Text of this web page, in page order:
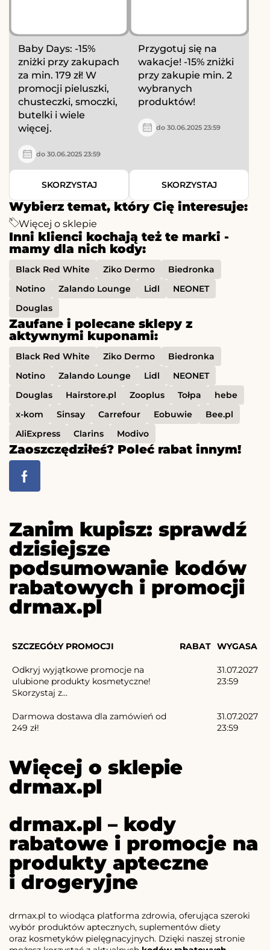
Wybierz temat, który Cię interesuje:
Więcej o sklepie
Inni klienci kochają też te marki -
mamy dla nich kody:
Black Red White Ziko Dermo
Biedronka
Notino
Zalando Lounge Lidl
NEONET
Douglas
Zaufane i polecane sklepy z
aktywnymi kuponami:
Black Red White Ziko Dermo
Biedronka
Notino
Zalando Lounge Lidl
NEONET
Douglas
Hairstore.pl Zooplus Tołpa
hebe
x-kom
Sinsay Carrefour Eobuwie
Bee.pl
AliExpress
Clarins Modivo
Zaoszczędziłeś? Poleć rabat innym!
Baby Days: -15%
zniżki przy zakupach
za min. 179 zł! W
promocji pieluszki,
chusteczki, smoczki,
butelki i wiele
więcej.
do 30.06.2025 23:59
SKORZYSTAJ
Przygotuj się na
wakacje! -15% zniżki
przy zakupie min. 2
wybranych
produktów!
do 30.06.2025 23:59
SKORZYSTAJ
Zanim kupisz: sprawdź
dzisiejsze
podsumowanie kodów
rabatowych i promocji
drmax.pl
SZCZEGÓŁY PROMOCJI RABAT WYGASA
Odkryj wyjątkowe promocje na
ulubione produkty kosmetyczne!
Skorzystaj z...
31.07.2027
23:59
Darmowa dostawa dla zamówień od
249 zł!
31.07.2027
23:59
Więcej o sklepie
drmax.pl
drmax.pl – kody
rabatowe i promocje na
produkty apteczne
i drogeryjne
drmax.pl to wiodąca platforma zdrowia, oferująca szeroki
wybór produktów aptecznych, suplementów diety
oraz kosmetyków pielęgnacyjnych. Dzięki naszej stronie